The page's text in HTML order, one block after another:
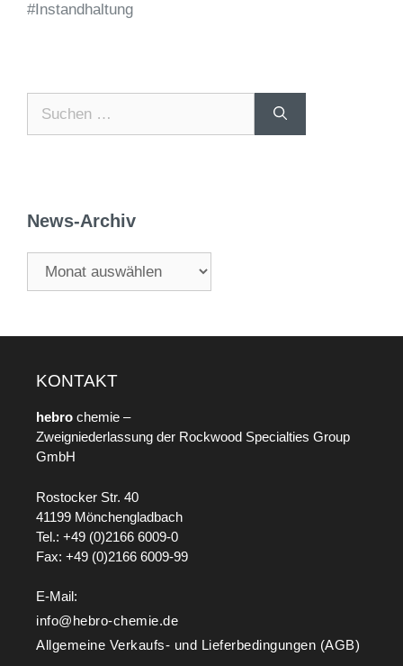
#Instandhaltung
News-Archiv
KONTAKT
hebro chemie –
Zweigniederlassung der Rockwood Specialties Group
GmbH
Rostocker Str. 40
41199 Mönchengladbach
Tel.: +49 (0)2166 6009-0
Fax: +49 (0)2166 6009-99
E-Mail:
info@hebro-chemie.de
Allgemeine Verkaufs- und Lieferbedingungen (AGB)